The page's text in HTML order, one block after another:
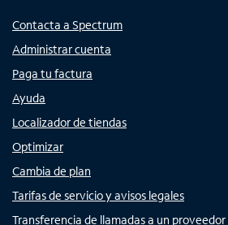
Contacta a Spectrum
Administrar cuenta
Paga tu factura
Ayuda
Localizador de tiendas
Optimizar
Cambia de plan
Tarifas de servicio y avisos legales
Transferencia de llamadas a un